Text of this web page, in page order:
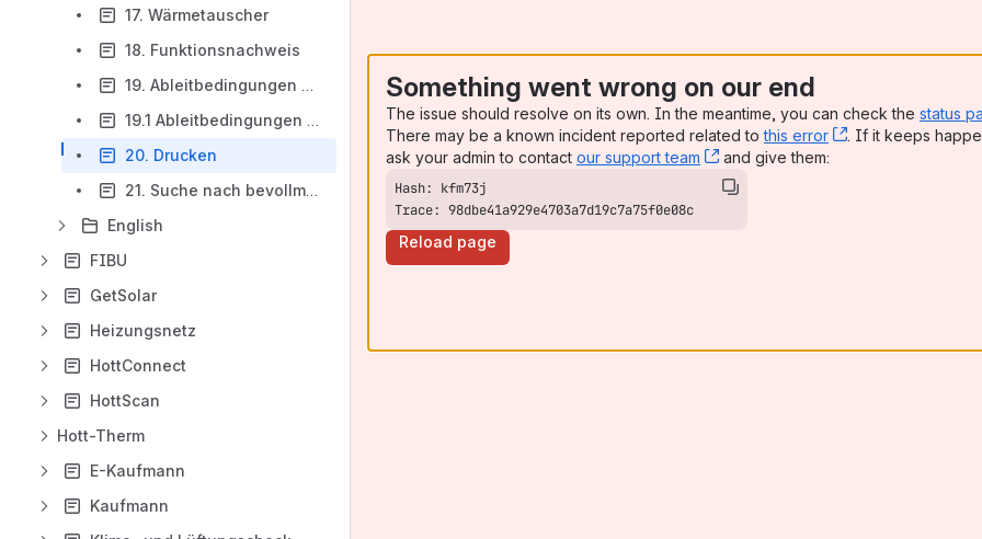
17. Wärmetauscher
18. Funktionsnachweis
19. Ableitbedingungen 1. BImSchV §19
19.1 Ableitbedingungen VDI 3187 Blatt 4
20. Drucken
21. Suche nach bevollmächtigten Schornsteinfegern
English
FIBU
GetSolar
Heizungsnetz
HottConnect
HottScan
Hott-Therm
E-Kaufmann
Kaufmann
Something went wrong on our end
The issue should resolve on its own. In the meantime, you can check the status
There may be a known incident reported related tothis error , (opens new
. If it keeps
ask your admin to contact our support team , (opens new window)
and give them:
Trace: 98dbe41a929e4703a7d19c7a75f0e08c
Reload page